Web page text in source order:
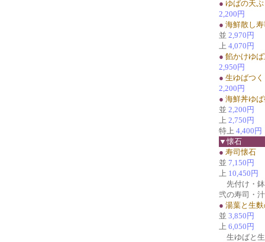
● ゆばの天
2,200円
● 海鮮散し
並 2,970円
上 4,070円
● 餡かけゆ
2,950円
● 生ゆばつ
2,200円
● 海鮮丼ゆ
並 2,200円
上 2,750円
特上 4,400円
▼懐石
● 寿司懐石
並 7,150円
上 10,450円
先付け・鉢
弐の寿司・
● 湯葉と生
並 3,850円
上 6,050円
生ゆばと生